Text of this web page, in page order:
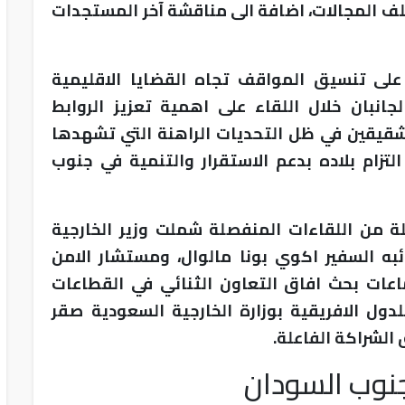
المجالات، اضافة الى مناقشة آخر المستجدات
تنسيق المواقف تجاه القضايا الاقليمية
خلال اللقاء على اهمية تعزيز الروابط
في ظل التحديات الراهنة التي تشهدها
بلاده بدعم الاستقرار والتنمية في جنوب
من اللقاءات المنفصلة شملت وزير الخارجية
السفير اكوي بونا مالوال، ومستشار الامن
بحث افاق التعاون الثنائي في القطاعات
الافريقية بوزارة الخارجية السعودية صقر
الفاعلة.
السودان